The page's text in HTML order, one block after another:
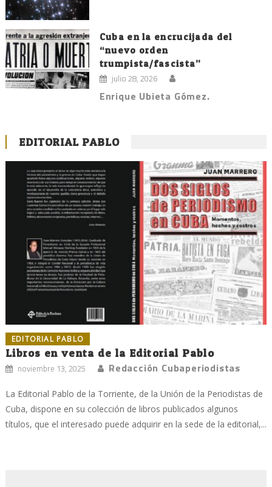
Cuba en la encrucijada del
“nuevo orden
trumpista/fascista”
julio 28, 2026
Enrique Ubieta Gómez.
EDITORIAL PABLO
EDITORIAL PABLO
Libros en venta de la Editorial Pablo
noviembre 13, 2025 Redacción Cubaperiodistas
La Editorial Pablo de la Torriente, de la Unión de la Periodistas de
Cuba, dispone en su colección de libros publicados algunos
títulos, que el interesado puede adquirir en la sede de la editorial,...